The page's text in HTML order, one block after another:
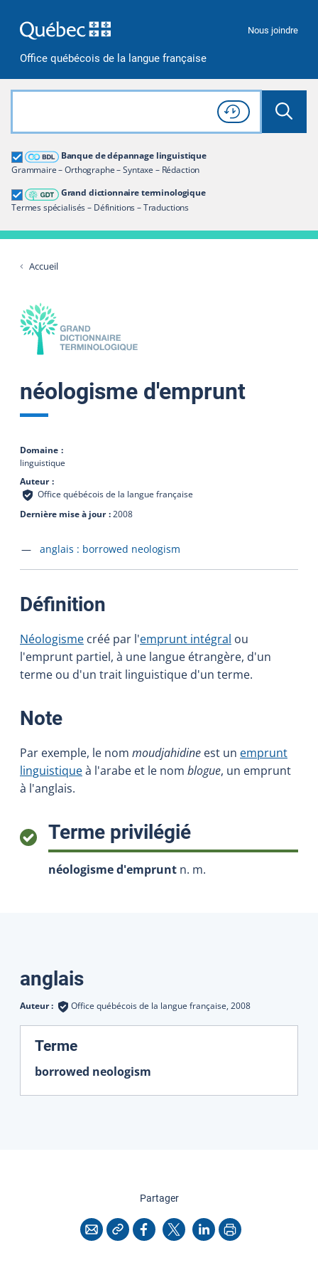
Office québécois de la langue française
Nous joindre
Rechercher dans tout le site
Lancer
Consulter l'
Historique
de recherche
Banque de dépannage linguistique
Grammaire – Orthographe – Syntaxe – Rédaction
Grand dictionnaire terminologique
Termes spécialisés – Définitions – Traductions
Grand dictionnaire terminologique
Restreindre aux termes
Accueil
néologisme d'emprunt
Domaine
linguistique
Auteur
Office québécois de la langue française
Dernière mise à jour 2008
Accéder à la fiche en
anglais : borrowed neologism
Définition
Néologisme créé par l'emprunt intégral ou
l'emprunt partiel, à une langue étrangère, d'un
terme ou d'un trait linguistique d'un terme.
Note:
Par exemple, le nom moudjahidine est un emprunt
linguistiqueà l'arabe et le nom blogue, un emprunt
à l'anglais.
Terme privilégié:
néologisme d'emprunt n. m.
Traductions
anglais
Auteur : Office québécois de la langue française, 2008
Terme:
borrowed neologism
Partagercette page
CourrielCopier l'adresse
Facebook
X LinkedInImprimer